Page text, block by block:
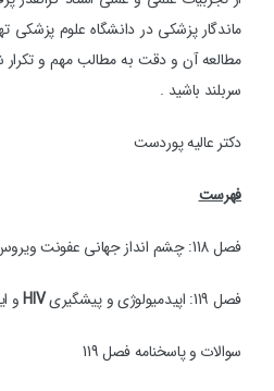
ماندگار پزشکی در دانشگاه علوم پزشکی
مطالعه آن و دقت به مطالب مهم و
سربلند باشید .
دکتر عالیه پوردست
فهرست
فصل 118: چشم انداز جهانی عفونت ویروس HIV (ایدز)
فصل 119: اپیدمیولوژی و پیشگیری HIVو
سوالات و پاسخنامه فصل 119